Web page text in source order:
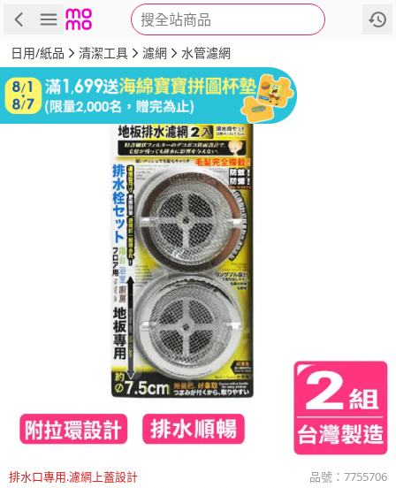
搜全站商品
商品 評價 詳情
日用/紙品 清潔工具 濾網 水管濾網
排水口專用.濾網上蓋設計 品號： 7755706